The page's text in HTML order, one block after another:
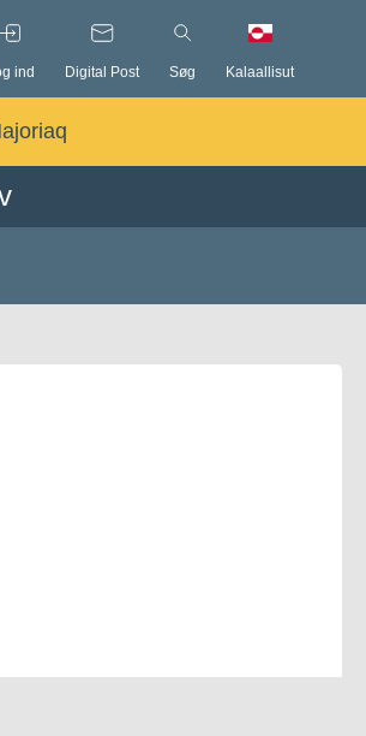
ind Digital Post Søg Kalaallisut